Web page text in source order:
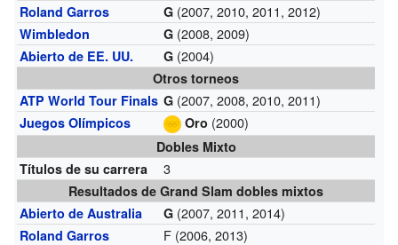
Roland Garros G (2007, 2010, 2011, 2012)
Wimbledon G (2008, 2009)
Abierto de EE. UU. G (2004)
Otros torneos
ATP World Tour Finals G (2007, 2008, 2010, 2011)
Juegos Olímpicos Oro (2000)
Dobles Mixto
Títulos de su carrera
3
Resultados de Grand Slam dobles mixtos
Abierto de Australia
G (2007, 2011, 2014)
Roland Garros F (2006, 2013)